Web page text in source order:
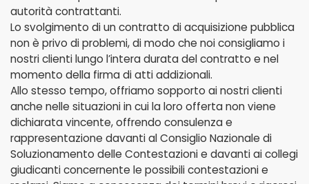
autorità contrattanti.
Lo svolgimento di un contratto di acquisizione pubblica
non è privo di problemi, di modo che noi consigliamo i
nostri clienti lungo l’intera durata del contratto e nel
momento della firma di atti addizionali.
Allo stesso tempo, offriamo sopporto ai nostri clienti
anche nelle situazioni in cui la loro offerta non viene
dichiarata vincente, offrendo consulenza e
rappresentazione davanti al Consiglio Nazionale di
Soluzionamento delle Contestazioni e davanti ai collegi
giudicanti concernente le possibili contestazioni e